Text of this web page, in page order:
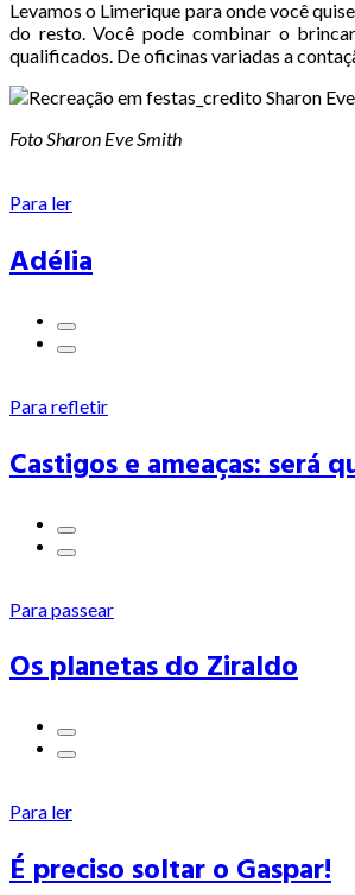
Levamos o Limerique para onde você
do resto. Você pode combinar o
qualificados. De oficinas variadas a
Foto Sharon Eve Smith
Para ler
Adélia
Para refletir
Castigos e ameaças: será
Para passear
Os planetas do Ziraldo
Para ler
É preciso soltar o Gaspar!